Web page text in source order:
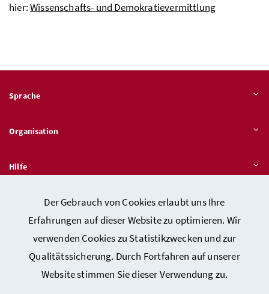
Der Gebrauch von Cookies erlaubt uns Ihre
Erfahrungen auf dieser Website zu optimieren. Wir
verwenden Cookies zu Statistikzwecken und zur
Qualitätssicherung. Durch Fortfahren auf unserer
Website stimmen Sie dieser Verwendung zu.
hier:Wissenschafts- und Demokratievermittlung
Sprache
Organisation
Hilfe
Quicklinks